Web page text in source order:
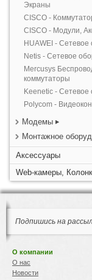
Экраны
CISCO -
CISCO - Модули,
HUAWEI - Сетевое
Netis - Сетевое
Mercusys
коммутаторы
Keenetic - Сетевое
Polycom -
Модемы
Монтажное
Аксессуары
Web-камеры,
Подпишись на
О компании
О нас
Новости